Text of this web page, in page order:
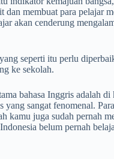
dan membuat para pelajar
akan cenderung
seperti itu perlu
ke sekolah.
bahasa Inggris adalah
yang sangat fenomenal.
kamu juga sudah pernah
belum pernah